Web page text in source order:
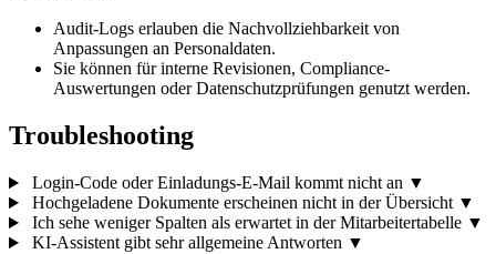
Audit-Logs erlauben die Nachvollziehbarkeit von
Anpassungen an Personaldaten.
Sie können für interne Revisionen, Compliance-
Auswertungen oder Datenschutzprüfungen genutzt werden.
Troubleshooting
Login-Code oder Einladungs-E-Mail kommt nicht an ▼
Hochgeladene Dokumente erscheinen nicht in der Übersicht ▼
Ich sehe weniger Spalten als erwartet in der Mitarbeitertabelle ▼
KI-Assistent gibt sehr allgemeine Antworten ▼